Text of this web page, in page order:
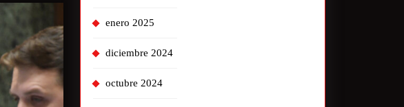
enero 2025
diciembre 2024
octubre 2024